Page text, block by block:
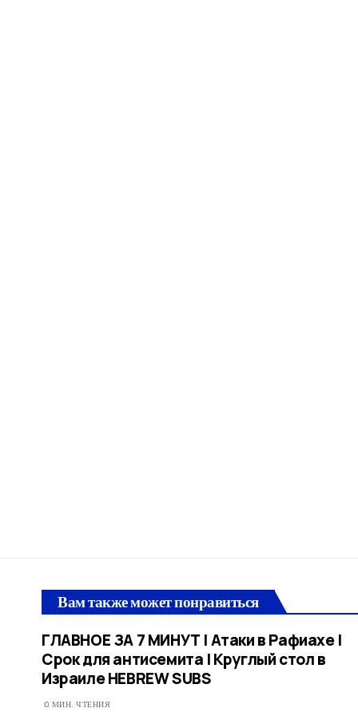
Вам также может понравиться
ГЛАВНОЕ ЗА 7 МИНУТ | Атаки в Рафиахе |
Срок для антисемита | Круглый стол в
Израиле HEBREW SUBS
0 МИН. ЧТЕНИЯ